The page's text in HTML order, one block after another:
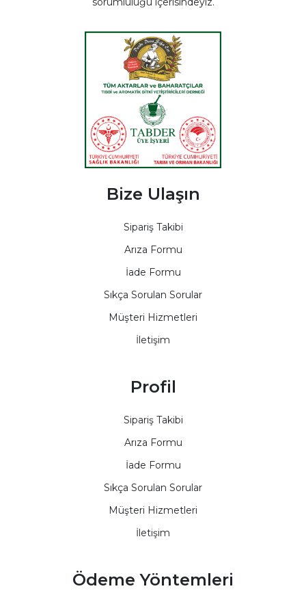
Bize Ulaşın
Sipariş Takibi
Arıza Formu
İade Formu
Sıkça Sorulan Sorular
Müşteri Hizmetleri
İletişim
Profil
Sipariş Takibi
Arıza Formu
İade Formu
Sıkça Sorulan Sorular
Müşteri Hizmetleri
İletişim
Ödeme Yöntemleri